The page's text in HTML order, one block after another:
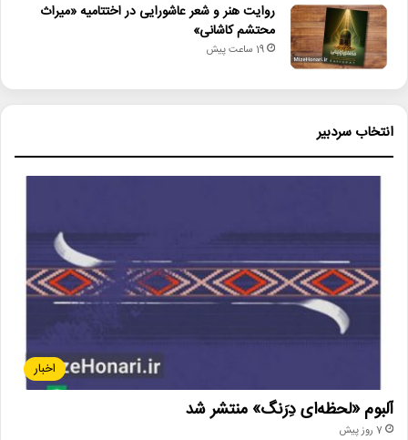
روایت هنر و شعر عاشورایی در اختتامیه «میراث
محتشم کاشانی»
19 ساعت پیش
انتخاب سردبیر
اخبار
آلبوم «لحظه‌ای دِرَنگ» منتشر شد
7 روز پیش